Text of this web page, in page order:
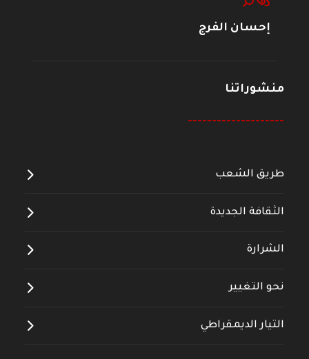
إحسان الفرج
منشوراتنا
--------------------
طريق الشعب
الثقافة الجديدة
الشرارة
نحو التغيير
التيار الديمقراطي